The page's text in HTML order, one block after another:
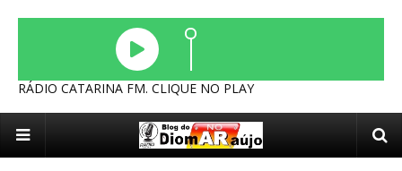
RÁDIO CATARINA FM. CLIQUE NO PLAY